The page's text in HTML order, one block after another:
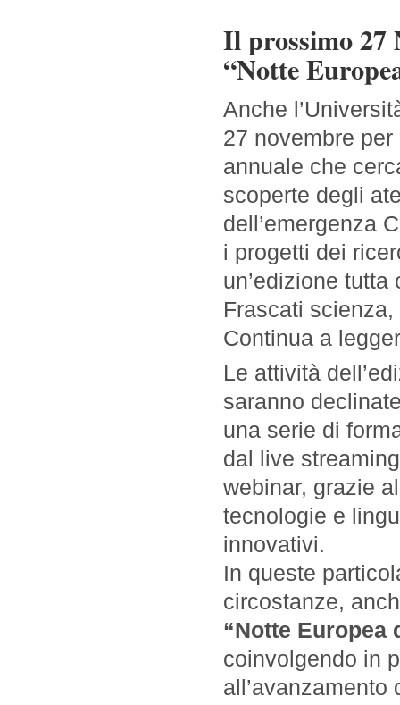
Il prossimo 27
“Notte
Anche
27 novembre per
annuale che
scoperte degli
dell’emergenza
i progetti dei
un’edizione
Frascati
Continua a
Le attività
saranno
una serie di
dal live
webinar, grazie
tecnologie e
innovativi.
In queste
circostanze,
“Notte Europea
coinvolgendo in